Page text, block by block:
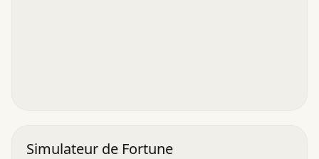
Simulateur de Fortune